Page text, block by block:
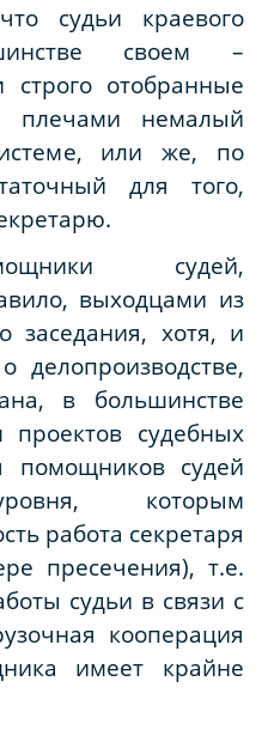
судьи краевого
своем –
отобранные
плечами немалый
или же, по
для того,
судей,
выходцами из
заседания, хотя, и
делопроизводстве,
в большинстве
судебных
помощников судей
которым
работа секретаря
пресечения), т.е.
судьи в связи с
кооперация
имеет крайне